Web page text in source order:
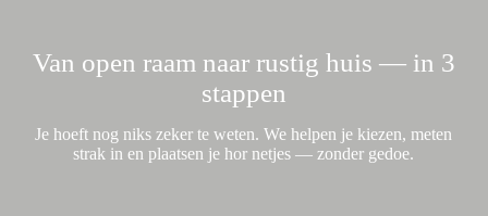
Van open raam naar rustig huis — in 3
stappen
Je hoeft nog niks zeker te weten. We helpen je kiezen, meten
strak in en plaatsen je hor netjes — zonder gedoe.